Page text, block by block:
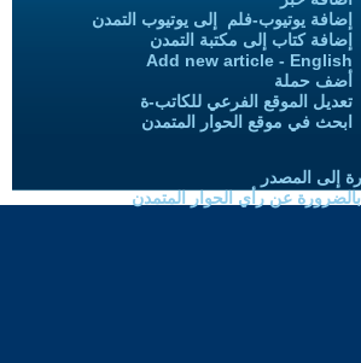
إضافة يوتيوب-فلم إلى يوتيوب التمدن
إضافة كتاب إلى مكتبة التمدن
Add new article - English
أضف حملة
تعديل الموقع الفرعي للكاتب-ة
ابحث في موقع الحوار المتمدن
إلى المصدر
عن رأي الحوار المتمدن